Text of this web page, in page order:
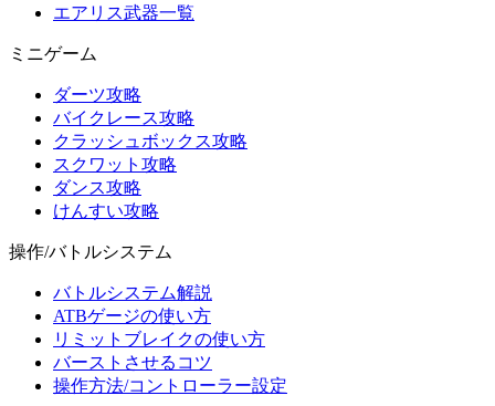
エアリス武器一覧
ミニゲーム
ダーツ攻略
バイクレース攻略
クラッシュボックス攻略
スクワット攻略
ダンス攻略
けんすい攻略
操作/バトルシステム
バトルシステム解説
ATBゲージの使い方
リミットブレイクの使い方
バーストさせるコツ
操作方法/コントローラー設定